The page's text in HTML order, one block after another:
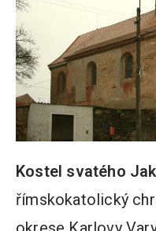
Kostel svatého
římskokatolický